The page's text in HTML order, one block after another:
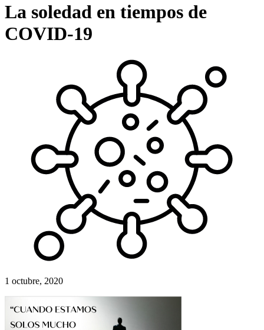
La soledad en tiempos de
COVID-19
1 octubre, 2020